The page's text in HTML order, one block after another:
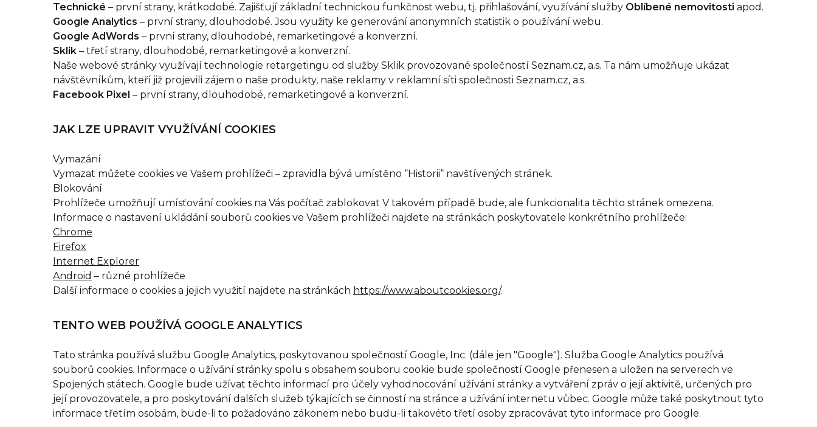
Technické – první strany, krátkodobé. Zajišťují základní technickou funkčnost webu, tj. přihlašování, využívání služby Oblíbené nemovitosti apod.
Google Analytics – první strany, dlouhodobé. Jsou využity ke generování anonymních statistik o používání webu.
Google AdWords – první strany, dlouhodobé, remarketingové a konverzní.
Sklik – třetí strany, dlouhodobé, remarketingové a konverzní.
Naše webové stránky využívají technologie retargetingu od služby Sklik provozované společností Seznam.cz, a.s. Ta nám umožňuje ukázat
návštěvníkům, kteří již projevili zájem o naše produkty, naše reklamy v reklamní síti společnosti Seznam.cz, a.s.
Facebook Pixel – první strany, dlouhodobé, remarketingové a konverzní.
JAK LZE UPRAVIT VYUŽÍVÁNÍ COOKIES
Vymazání
Vymazat můžete cookies ve Vašem prohlížeči – zpravidla bývá umístěno “Historii“ navštívených stránek.
Blokování
Prohlížeče umožňují umísťování cookies na Vás počítač zablokovat V takovém případě bude, ale funkcionalita těchto stránek omezena.
Informace o nastavení ukládání souborů cookies ve Vašem prohlížeči najdete na stránkách poskytovatele konkrétního prohlížeče:
Chrome
Firefox
Internet Explorer
Android – různé prohlížeče
Další informace o cookies a jejich využití najdete na stránkách https://www.aboutcookies.org/.
TENTO WEB POUŽÍVÁ GOOGLE ANALYTICS
Tato stránka používá službu Google Analytics, poskytovanou společností Google, Inc. (dále jen "Google"). Služba Google Analytics používá
souborů cookies. Informace o užívání stránky spolu s obsahem souboru cookie bude společností Google přenesen a uložen na serverech ve
Spojených státech. Google bude užívat těchto informací pro účely vyhodnocování užívání stránky a vytváření zpráv o její aktivitě, určených pro
její provozovatele, a pro poskytování dalších služeb týkajících se činností na stránce a užívání internetu vůbec. Google může také poskytnout tyto
informace třetím osobám, bude-li to požadováno zákonem nebo budu-li takovéto třetí osoby zpracovávat tyto informace pro Google.